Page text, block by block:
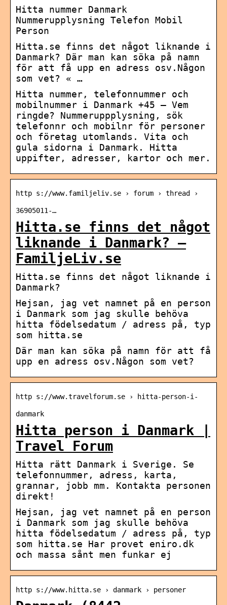
Hitta nummer Danmark
Nummerupplysning Telefon Mobil
Person
Hitta.se finns det något liknande i
Danmark? Där man kan söka på namn
för att få upp en adress osv.Någon
som vet? « …
Hitta nummer, telefonnummer och
mobilnummer i Danmark +45 – Vem
ringde? Nummeruppplysning, sök
telefonnr och mobilnr för personer
och företag utomlands. Vita och
gula sidorna i Danmark. Hitta
uppifter, adresser, kartor och mer.
http s://www.familjeliv.se › forum › thread ›
36905011-…
Hitta.se finns det något
liknande i Danmark? –
FamiljeLiv.se
Hitta.se finns det något liknande i
Danmark?
Hejsan, jag vet namnet på en person
i Danmark som jag skulle behöva
hitta födelsedatum / adress på, typ
som hitta.se
Där man kan söka på namn för att få
upp en adress osv.Någon som vet?
http s://www.travelforum.se › hitta-person-i-
danmark
Hitta person i Danmark |
Travel Forum
Hitta rätt Danmark i Sverige. Se
telefonnummer, adress, karta,
grannar, jobb mm. Kontakta personen
direkt!
Hejsan, jag vet namnet på en person
i Danmark som jag skulle behöva
hitta födelsedatum / adress på, typ
som hitta.se Har provet eniro.dk
och massa sånt men funkar ej
http s://www.hitta.se › danmark › personer